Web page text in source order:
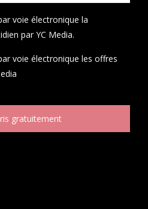
voie électronique la
par YC Media.
voie électronique les offres